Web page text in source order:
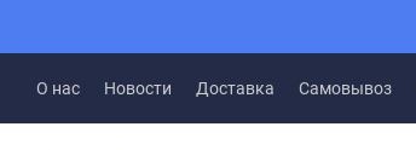
О нас Новости Доставка Самовывоз